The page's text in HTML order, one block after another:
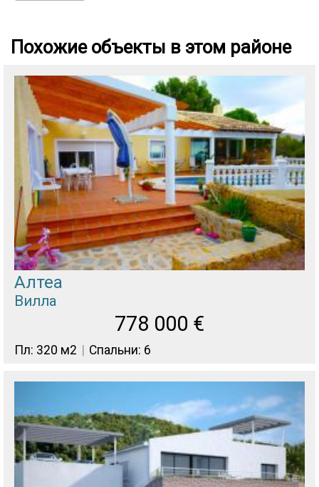
Похожие объекты в этом районе
Алтеа
Вилла
778 000 €
Пл: 320 м2 Спальни: 6